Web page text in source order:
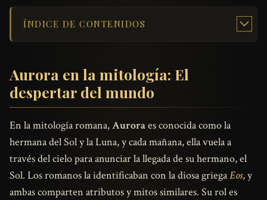
ÍNDICE DE CONTENIDOS
Aurora en la mitología: El
despertar del mundo
En la mitología romana,Auroraes conocida como la
hermana del Sol y la Luna, y cada mañana, ella vuela a
través del cielo para anunciar la llegada de su hermano, el
Sol. Los romanos la identificaban con la diosa griegaEos, y
ambas comparten atributos y mitos similares. Su rol es